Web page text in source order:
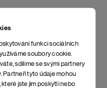
funkcí sociálních
soubory cookie.
sdílíme se svými partnery
Partneři tyto údaje mohou
jste jim poskytli nebo
Softshellová parka Aprica
High Rise
4 398 Kč